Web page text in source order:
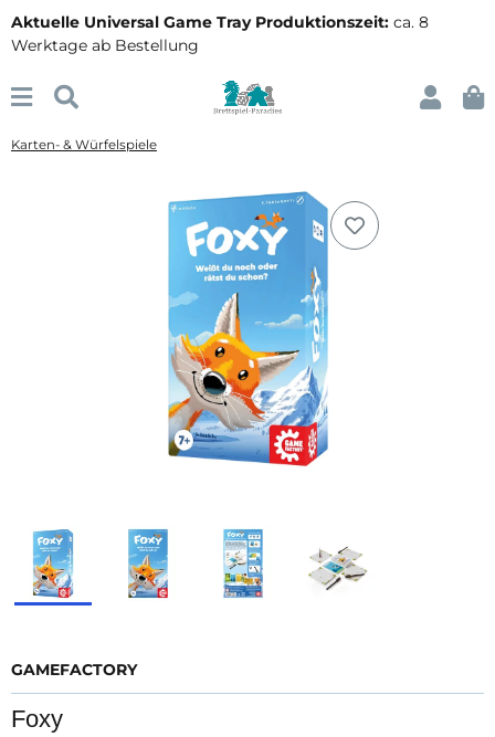
Aktuelle Universal Game Tray Produktionszeit: ca. 8
Werktage ab Bestellung
Karten- & Würfelspiele
GAMEFACTORY
Foxy